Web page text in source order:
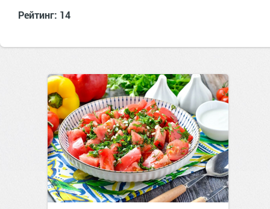
Рейтинг: 14